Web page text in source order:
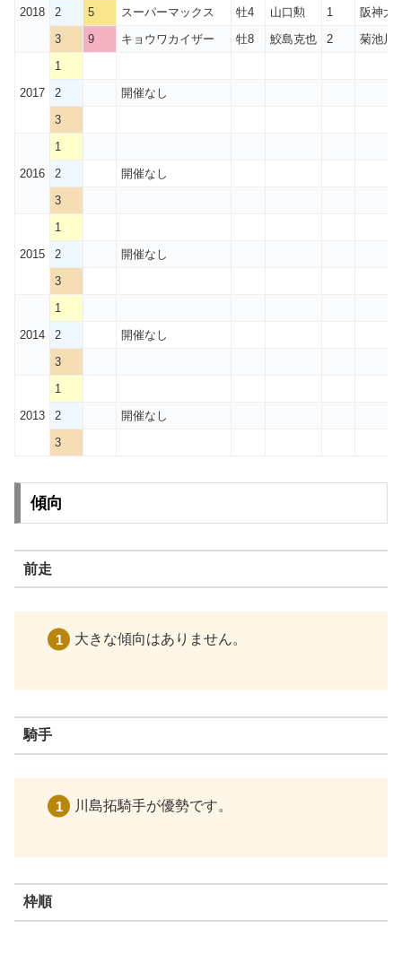
2018
2
5 スーパーマックス 牡4 山口勲 1
阪神大
3
9 キョウワカイザー 牡8 鮫島克也 2 菊池川
2017
1
2
開催なし
3
2016
1
2
開催なし
3
2015
1
2
開催なし
3
2014
1
2
開催なし
3
2013
1
2
開催なし
3
傾向
前走
大きな傾向はありません。
騎手
川島拓騎手が優勢です。
枠順